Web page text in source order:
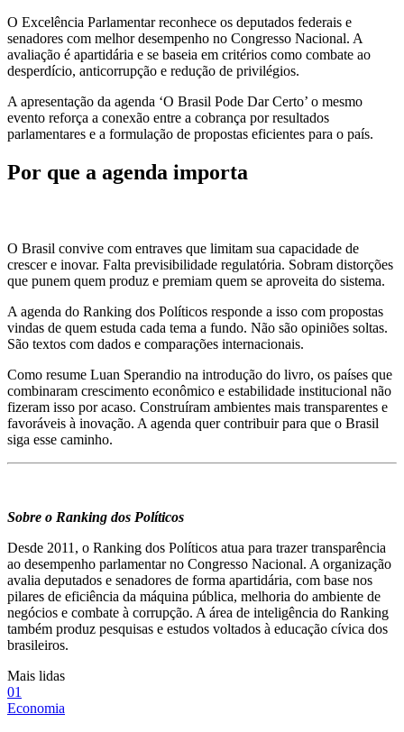
O Excelência Parlamentar reconhece os deputados federais e
senadores com melhor desempenho no Congresso Nacional. A
avaliação é apartidária e se baseia em critérios como combate ao
desperdício, anticorrupção e redução de privilégios.
A apresentação da agenda ‘O Brasil Pode Dar Certo’ o mesmo
evento reforça a conexão entre a cobrança por resultados
parlamentares e a formulação de propostas eficientes para o país.
Por que a agenda importa
O Brasil convive com entraves que limitam sua capacidade de
crescer e inovar. Falta previsibilidade regulatória. Sobram distorções
que punem quem produz e premiam quem se aproveita do sistema.
A agenda do Ranking dos Políticos responde a isso com propostas
vindas de quem estuda cada tema a fundo. Não são opiniões soltas.
São textos com dados e comparações internacionais.
Como resume Luan Sperandio na introdução do livro, os países que
combinaram crescimento econômico e estabilidade institucional não
fizeram isso por acaso. Construíram ambientes mais transparentes e
favoráveis à inovação. A agenda quer contribuir para que o Brasil
siga esse caminho.
Sobre o Ranking dos Políticos
Desde 2011, o Ranking dos Políticos atua para trazer transparência
ao desempenho parlamentar no Congresso Nacional. A organização
avalia deputados e senadores de forma apartidária, com base nos
pilares de eficiência da máquina pública, melhoria do ambiente de
negócios e combate à corrupção. A área de inteligência do Ranking
também produz pesquisas e estudos voltados à educação cívica dos
brasileiros.
Mais lidas
01
Economia